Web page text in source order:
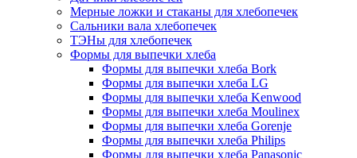
Мерные ложки и стаканы для хлебопечек
Сальники вала хлебопечек
ТЭНы для хлебопечек
Формы для выпечки хлеба
Формы для выпечки хлеба Bork
Формы для выпечки хлеба LG
Формы для выпечки хлеба Kenwood
Формы для выпечки хлеба Moulinex
Формы для выпечки хлеба Gorenje
Формы для выпечки хлеба Philips
Формы для выпечки хлеба Panasonic